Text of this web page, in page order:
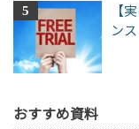
【
ン
おすすめ資料